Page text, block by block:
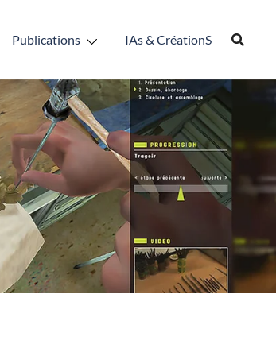
Publications IAs & CréationS